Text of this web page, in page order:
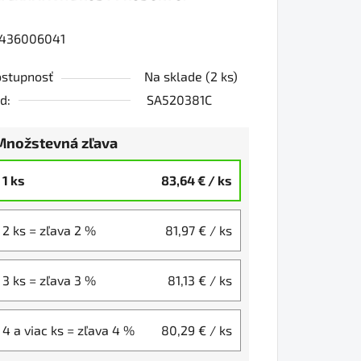
Na sklade (2 ks)
SA520381C
zľava
1 ks 83,64 € / ks
2 ks = zľava 2 % 81,97 € / ks
3 ks = zľava 3 % 81,13 € / ks
4 a viac ks = zľava 4 % 80,29 € / ks